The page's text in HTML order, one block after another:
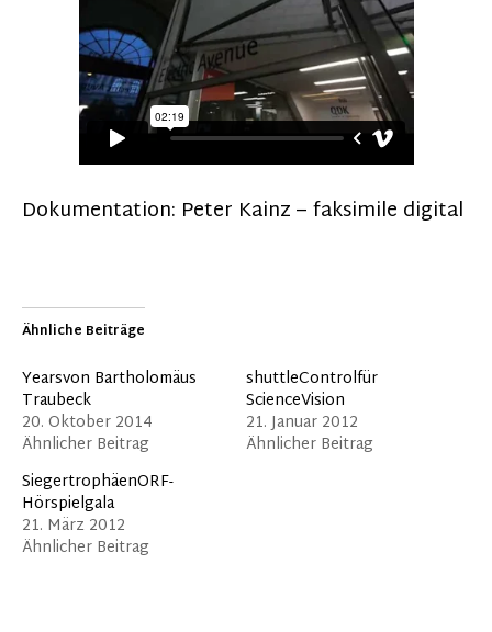
Dokumentation: Peter Kainz – faksimile digital
Ähnliche Beiträge
Yearsvon Bartholomäus
Traubeck
20. Oktober 2014
Ähnlicher Beitrag
shuttleControlfür
ScienceVision
21. Januar 2012
Ähnlicher Beitrag
SiegertrophäenORF-
Hörspielgala
21. März 2012
Ähnlicher Beitrag